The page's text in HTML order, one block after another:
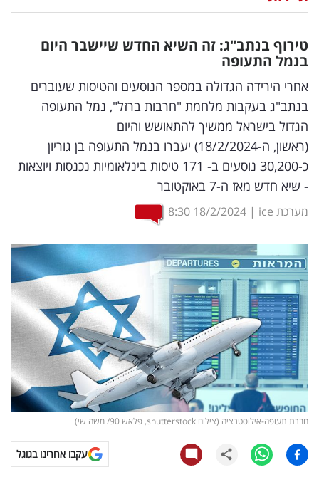
דיגיטל
וטק
שיווק
ופרסום
משפט
מדדים
דעות
רכילות
עסקית
קריפטו
ויראלי
טלוויזיה
עסקי
ספורט
טירוף בנתב"ג: זה השיא החדש שיישבר היום
בנמל התעופה
אחרי הירידה הגדולה במספר הנוסעים והטיסות שעוברים
בנתב"ג בעקבות מלחמת "חרבות ברזל", נמל התעופה
הגדול בישראל ממשיך להתאושש והיום
(ראשון, ה-18/2/2024) יעברו בנמל התעופה בן גוריון
כ-30,200 נוסעים ב- 171 טיסות בינלאומיות נכנסות ויוצאות
- שיא חדש מאז ה-7 באוקטובר
מערכת ice |
18/2/2024
8:30
חברת תעופה-אילוסטרציה (צילום shutterstock, פלאש 90/ משה שי)
עקבו אחרינו בגוגל